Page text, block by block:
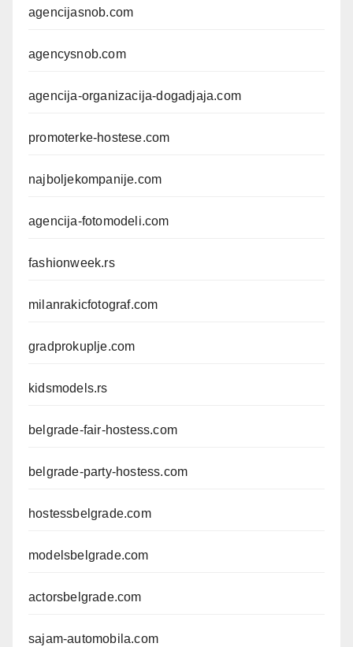
agencijasnob.com
agencysnob.com
agencija-organizacija-dogadjaja.com
promoterke-hostese.com
najboljekompanije.com
agencija-fotomodeli.com
fashionweek.rs
milanrakicfotograf.com
gradprokuplje.com
kidsmodels.rs
belgrade-fair-hostess.com
belgrade-party-hostess.com
hostessbelgrade.com
modelsbelgrade.com
actorsbelgrade.com
sajam-automobila.com